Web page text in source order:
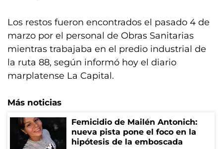
Los restos fueron encontrados el pasado 4 de
marzo por el personal de Obras Sanitarias
mientras trabajaba en el predio industrial de
la ruta 88, según informó hoy el diario
marplatense La Capital.
Más noticias
Femicidio de Mailén Antonich:
nueva pista pone el foco en la
hipótesis de la emboscada